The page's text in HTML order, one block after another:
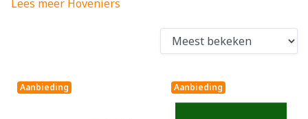
Lees meer Hoveniers
Aanbieding Aanbieding